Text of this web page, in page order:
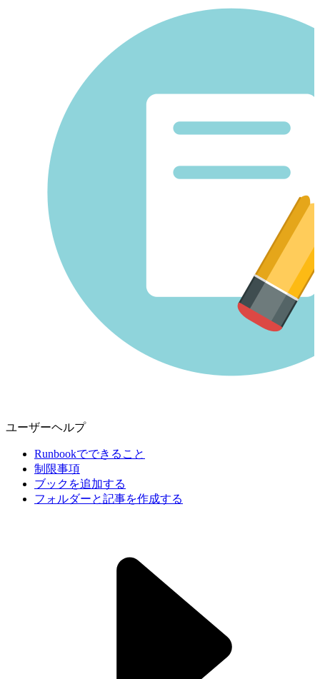
ユーザーヘルプ
Runbookでできること
制限事項
ブックを追加する
フォルダーと記事を作成する